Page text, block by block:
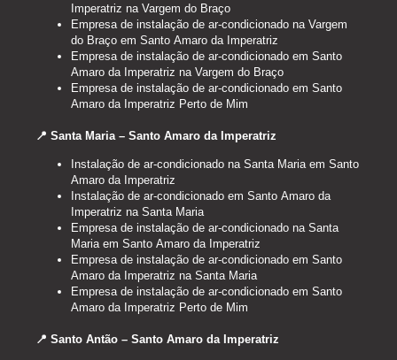
Imperatriz na Vargem do Braço
Empresa de instalação de ar-condicionado na Vargem
do Braço em Santo Amaro da Imperatriz
Empresa de instalação de ar-condicionado em Santo
Amaro da Imperatriz na Vargem do Braço
Empresa de instalação de ar-condicionado em Santo
Amaro da Imperatriz Perto de Mim
📍 Santa Maria – Santo Amaro da Imperatriz
Instalação de ar-condicionado na Santa Maria em Santo
Amaro da Imperatriz
Instalação de ar-condicionado em Santo Amaro da
Imperatriz na Santa Maria
Empresa de instalação de ar-condicionado na Santa
Maria em Santo Amaro da Imperatriz
Empresa de instalação de ar-condicionado em Santo
Amaro da Imperatriz na Santa Maria
Empresa de instalação de ar-condicionado em Santo
Amaro da Imperatriz Perto de Mim
📍 Santo Antão – Santo Amaro da Imperatriz